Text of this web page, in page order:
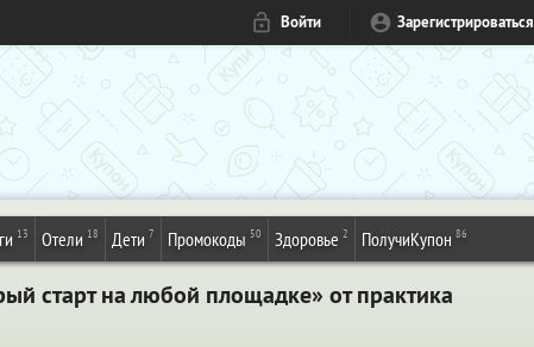
Войти Зарегистрироваться
13 Отели 18 Дети 7 Промокоды 50 Здоровье 2 ПолучиКупон 86
старт на любой площадке» от практика